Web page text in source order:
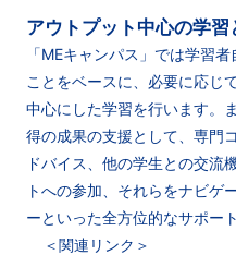
アウトプット中心の学習
「MEキャンパス」では学習
ことをベースに、必要に応じ
中心にした学習を行います。
得の成果の支援として、専門
ドバイス、他の学生との交流
トへの参加、それらをナビゲ
ーといった全方位的なサポー
＜関連リンク＞